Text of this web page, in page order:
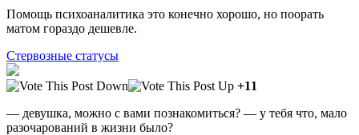
Помощь психоаналитика это конечно хорошо, но поорать
матом гораздо дешевле.
Стервозные статусы
+11
— девушка, можно с вами познакомиться? — у тебя что, мало
разочарований в жизни было?